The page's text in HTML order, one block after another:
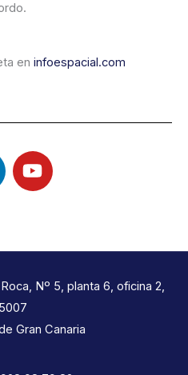
en infoespacial.com
Y
o
b
e
Nº 5, planta 6, oficina 2,
Gran Canaria